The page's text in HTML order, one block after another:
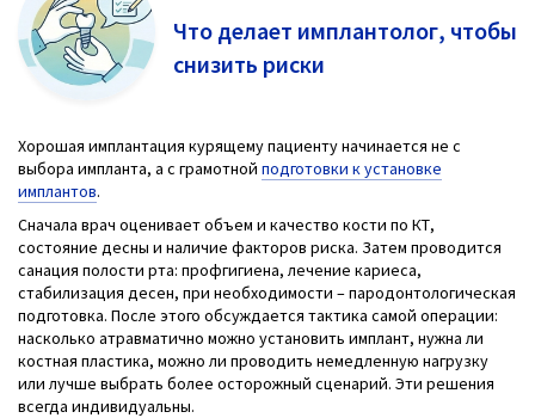
Что делает имплантолог, чтобы
снизить риски
Хорошая имплантация курящему пациенту начинается не с
выбора импланта, а с грамотной подготовки к установке
имплантов.
Сначала врач оценивает объем и качество кости по КТ,
состояние десны и наличие факторов риска. Затем проводится
санация полости рта: профгигиена, лечение кариеса,
стабилизация десен, при необходимости – пародонтологическая
подготовка. После этого обсуждается тактика самой операции:
насколько атравматично можно установить имплант, нужна ли
костная пластика, можно ли проводить немедленную нагрузку
или лучше выбрать более осторожный сценарий. Эти решения
всегда индивидуальны.